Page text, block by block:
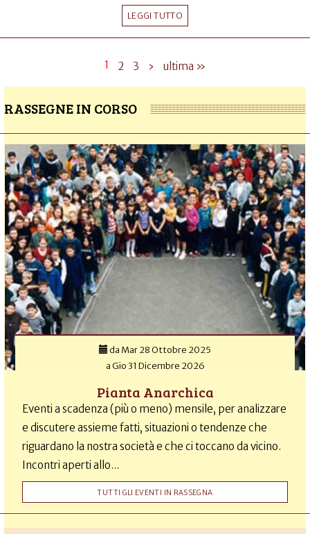
LEGGI TUTTO
1 2 3 › ultima »
RASSEGNE IN CORSO
da Mar 28 Ottobre 2025
aGio 31 Dicembre 2026
Pianta Anarchica
Eventi a scadenza (più o meno) mensile, per analizzare
e discutere assieme fatti, situazioni o tendenze che
riguardano la nostra società e che ci toccano da vicino.
Incontri aperti allo...
TUTTI GLI EVENTI IN RASSEGNA